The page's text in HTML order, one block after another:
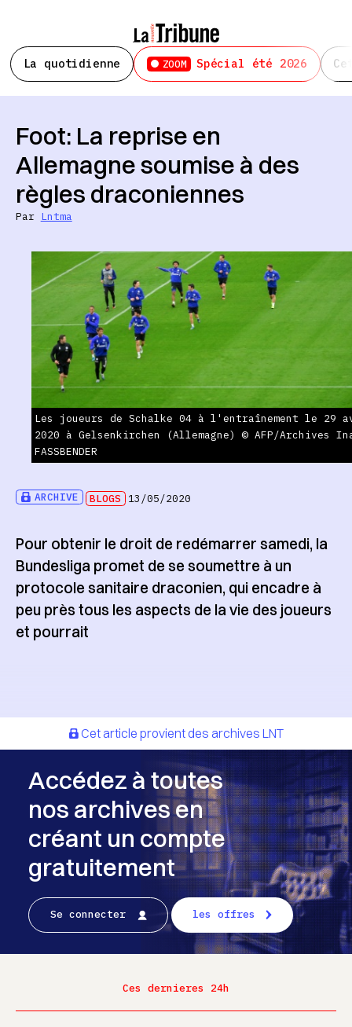
La quotidienne ZOOM Spécial été 2026
ARCHIVE BLOGS 13/05/2020
Foot: La reprise en
Allemagne soumise à des
règles draconiennes
Par Lntma
Les joueurs de Schalke 04 à l'entraînement le 29
2020 à Gelsenkirchen (Allemagne) © AFP/Archives
FASSBENDER
Pour obtenir le droit de redémarrer samedi, la
Bundesliga promet de se soumettre à un
protocole sanitaire draconien, qui encadre à
peu près tous les aspects de la vie des joueurs
et pourrait
Cet article provient des archives LNT
Accédez à toutes
nos archives en
créant un compte
gratuitement
Se connecter les offres
Ces dernieres 24h